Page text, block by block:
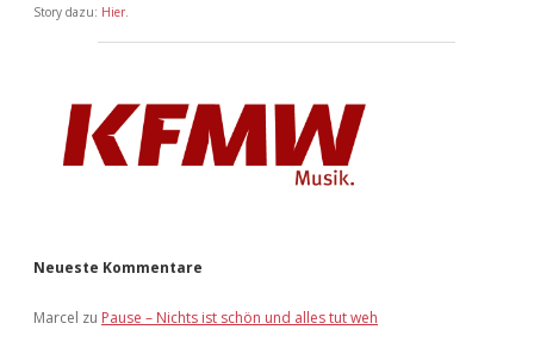
Story dazu: Hier
Neueste Kommentare
Marcel zu Pause – Nichts ist schön und alles tut weh